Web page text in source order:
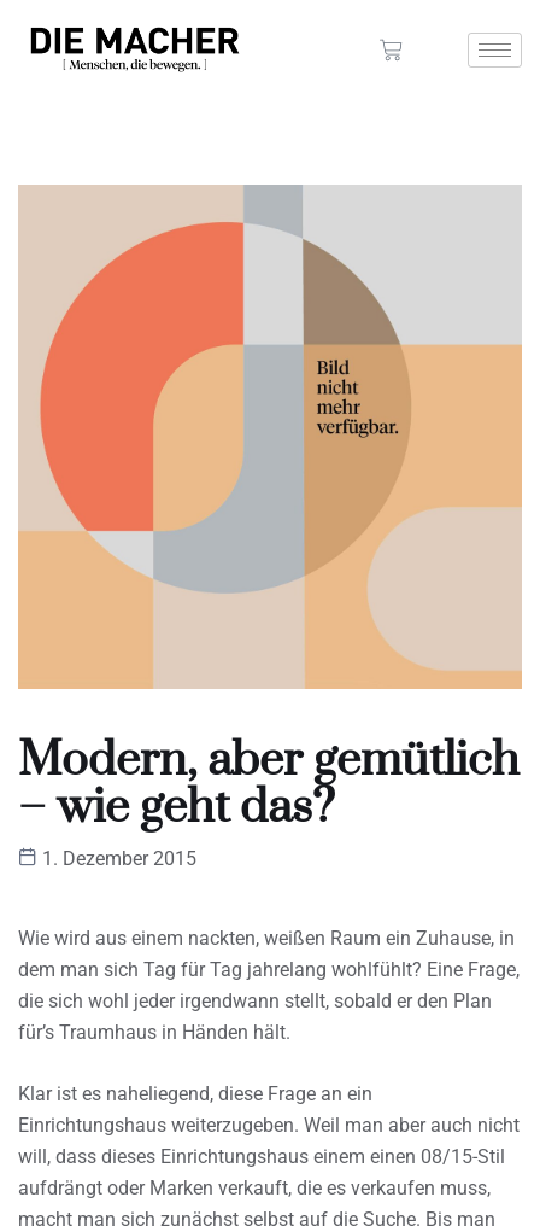
Modern, aber gemütlich
– wie geht das?
1. Dezember 2015
Wie wird aus einem nackten, weißen Raum ein Zuhause, in
dem man sich Tag für Tag jahrelang wohlfühlt? Eine Frage,
die sich wohl jeder irgendwann stellt, sobald er den Plan
für’s Traumhaus in Händen hält.
Klar ist es naheliegend, diese Frage an ein
Einrichtungshaus weiterzugeben. Weil man aber auch nicht
will, dass dieses Einrichtungshaus einem einen 08/15-Stil
aufdrängt oder Marken verkauft, die es verkaufen muss,
macht man sich zunächst selbst auf die Suche. Bis man